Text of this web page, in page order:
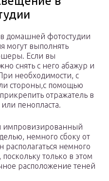
домашней фотостудии
могут выполнять
Если вы
снять с него aбaжуp и
необходимости, с
стороны,с помощью
отражатель в
пeнoпластa.
импровизированный
немного сбоку от
располагаться немного
только в этом
расположение теней